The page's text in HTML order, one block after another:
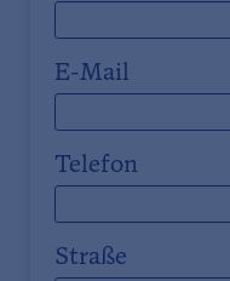
E-Mail
Telefon
Straße